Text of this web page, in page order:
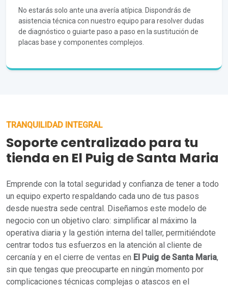
No estarás solo ante una avería atípica. Dispondrás de
asistencia técnica con nuestro equipo para resolver dudas
de diagnóstico o guiarte paso a paso en la sustitución de
placas base y componentes complejos.
TRANQUILIDAD INTEGRAL
Soporte centralizado para tu
tienda en El Puig de Santa Maria
Emprende con la total seguridad y confianza de tener a todo
un equipo experto respaldando cada uno de tus pasos
desde nuestra sede central. Diseñamos este modelo de
negocio con un objetivo claro: simplificar al máximo la
operativa diaria y la gestión interna del taller, permitiéndote
centrar todos tus esfuerzos en la atención al cliente de
cercanía y en el cierre de ventas en El Puig de Santa Maria,
sin que tengas que preocuparte en ningún momento por
complicaciones técnicas complejas o atascos en el